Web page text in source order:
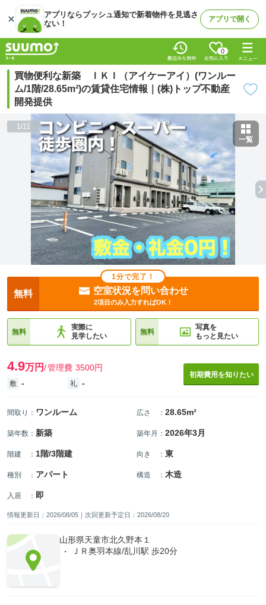
アプリならプッシュ通知で新着物件を見逃さ
ない！
アプリで開く
0
買物便利な新築 ＩＫＩ（アイケーアイ）(ワンルー
ム/1階/28.65m²)の賃貸住宅情報｜(株)トップ不動産
開発提供
1/11
一覧
1分で完了！
無料 空室状況を問い合わせ
2項目のみ入力すればOK！
無料
実際に
見学したい
無料
写真を
もっと見たい
4.9万円 管理費 3500円
敷 - 礼 -
初期費用を知りたい
間取り ： ワンルーム 広さ ： 28.65m²
築年数 ： 新築 築年月 ： 2026年3月
階建 ： 1階/3階建 向き ： 東
種別 ： アパート 構造 ： 木造
入居 ： 即
情報更新日：2026/08/05｜次回更新予定日：2026/08/20
山形県天童市北久野本１
ＪＲ奥羽本線/乱川駅 歩20分